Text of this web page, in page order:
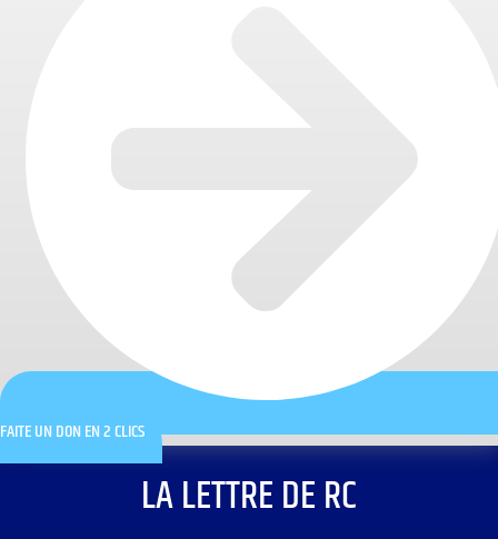
FAITE UN DON EN 2 CLICS
LA LETTRE DE RC